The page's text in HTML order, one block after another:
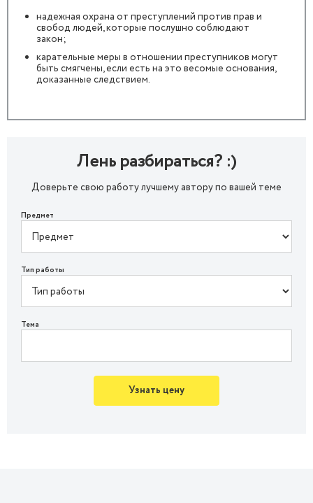
надежная охрана от преступлений против прав и
свобод людей, которые послушно соблюдают
закон;
карательные меры в отношении преступников могут
быть смягчены, если есть на это весомые основания,
доказанные следствием.
Лень разбираться? :)
Доверьте свою работу лучшему автору по вашей теме
Предмет
Тип работы
Тема
Узнать цену